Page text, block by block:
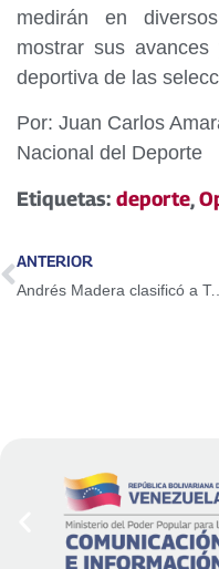
medirán en
mostrar sus
deportiva de las
Por: Juan Carlos
Nacional del Deporte
Etiquetas: deporte,
ANTERIOR
Andrés Madera clasificó a Tokyo